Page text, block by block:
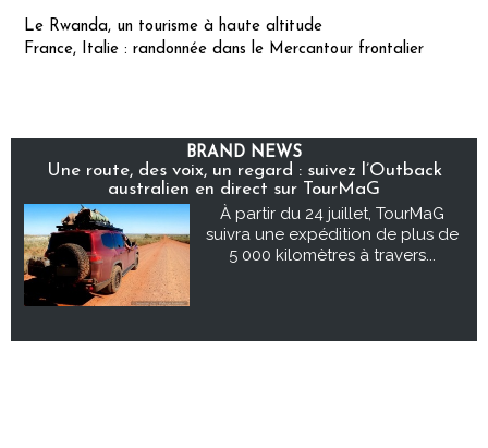
Le Rwanda, un tourisme à haute altitude
France, Italie : randonnée dans le Mercantour frontalier
BRAND NEWS
Une route, des voix, un regard : suivez l’Outback
australien en direct sur TourMaG
À partir du 24 juillet, TourMaG
suivra une expédition de plus de
5 000 kilomètres à travers...